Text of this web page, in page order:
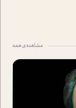
مشاهده ی همه